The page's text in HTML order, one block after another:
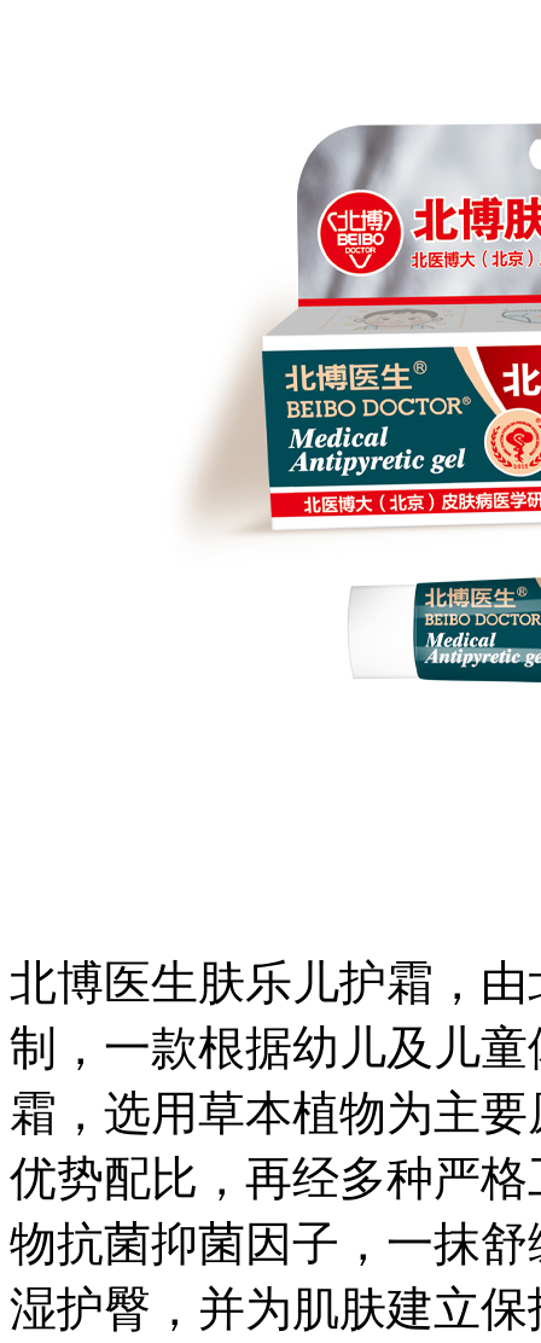
北博医生肤乐儿护霜，
制，一款根据幼儿及儿
霜，选用草本植物为主
优势配比，再经多种严
物抗菌抑菌因子，一抹
湿护臀，并为肌肤建立